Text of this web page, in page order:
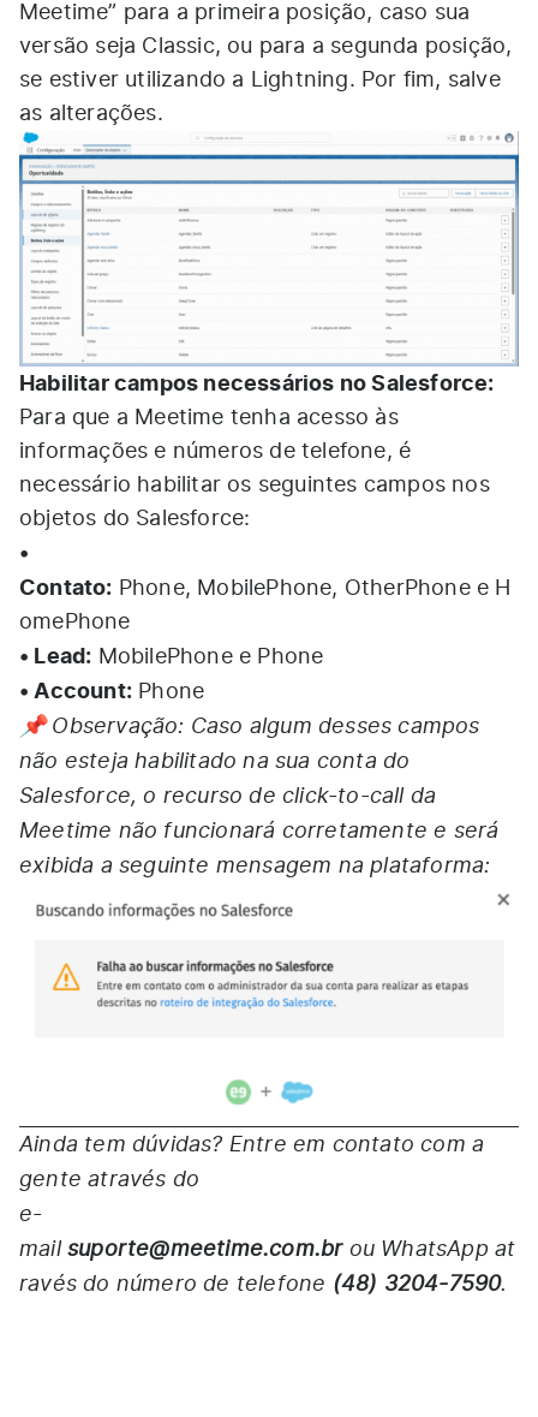
Meetime” para a primeira posição, caso sua
versão seja Classic, ou para a segunda posição,
se estiver utilizando a Lightning. Por fim, salve
as alterações.
Habilitar campos necessários no Salesforce:
Para que a Meetime tenha acesso às
informações e números de telefone, é
necessário habilitar os seguintes campos nos
objetos do Salesforce:
•
Contato: Phone, MobilePhone, OtherPhone e H
omePhone
• Lead: MobilePhone e Phone
• Account: Phone
📌 Observação: Caso algum desses campos
não esteja habilitado na sua conta do
Salesforce, o recurso de click-to-call da
Meetime não funcionará corretamente e será
exibida a seguinte mensagem na plataforma:
Ainda tem dúvidas? Entre em contato com a
gente através do
e-
mail suporte@meetime.com.br ou WhatsApp at
ravés do número de telefone (48) 3204-7590.